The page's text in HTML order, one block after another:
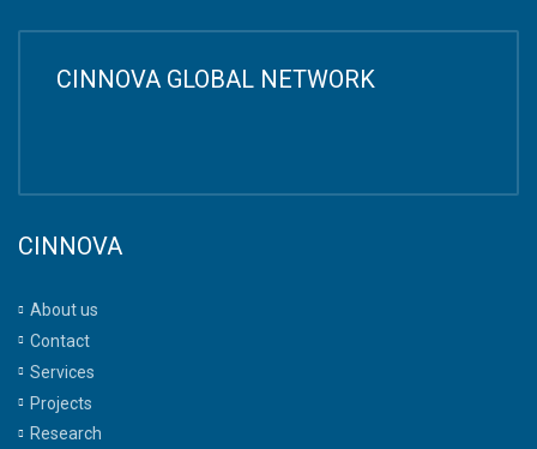
CINNOVA GLOBAL NETWORK
CINNOVA
About us
Contact
Services
Projects
Research